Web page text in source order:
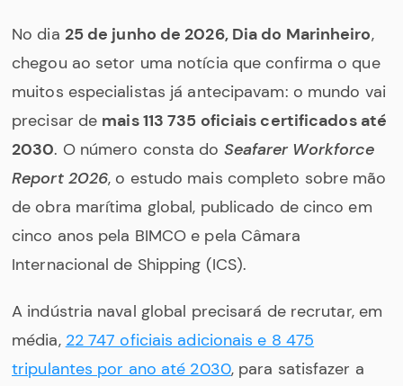
No dia 25 de junho de 2026, Dia do Marinheiro,
chegou ao setor uma notícia que confirma o que
muitos especialistas já antecipavam: o mundo vai
precisar de mais 113 735 oficiais certificados até
2030. O número consta do Seafarer Workforce
Report 2026, o estudo mais completo sobre mão
de obra marítima global, publicado de cinco em
cinco anos pela BIMCO e pela Câmara
Internacional de Shipping (ICS).
A indústria naval global precisará de recrutar, em
média, 22 747 oficiais adicionais e 8 475
tripulantes por ano até 2030, para satisfazer a